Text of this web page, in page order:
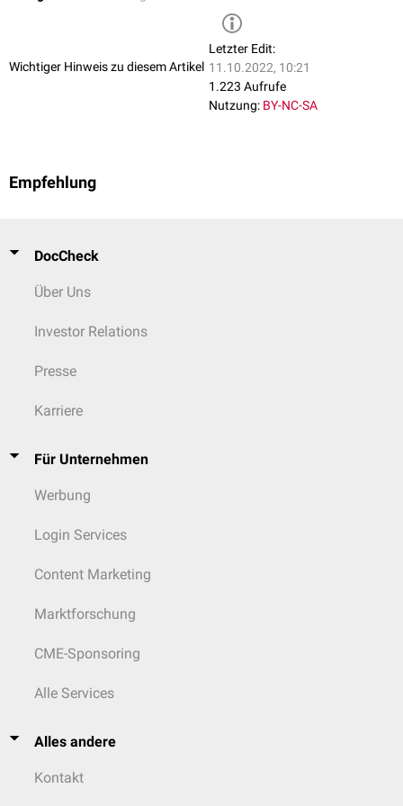
Wichtiger Hinweis zu diesem Artikel
Letzter Edit:
11.10.2022, 10:21
1.223 Aufrufe
Nutzung: BY-NC-SA
Empfehlung
DocCheck
Über Uns
Investor Relations
Presse
Karriere
Für Unternehmen
Werbung
Login Services
Content Marketing
Marktforschung
CME-Sponsoring
Alle Services
Alles andere
Kontakt